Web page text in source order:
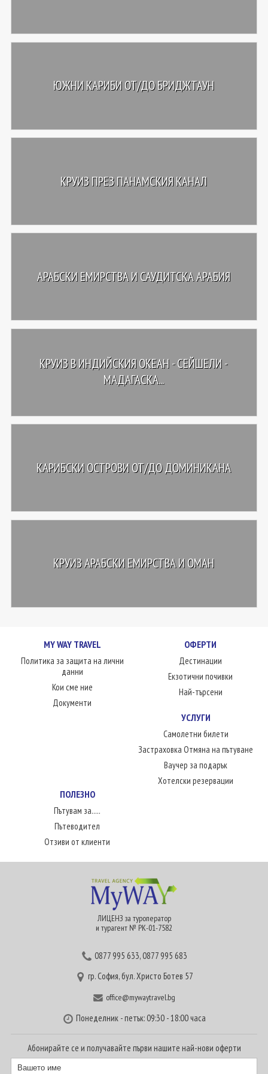
ЮЖНИ КАРИБИ ОТ/ДО БРИДЖТАУН
КРУИЗ ПРЕЗ ПАНАМСКИЯ КАНАЛ
АРАБСКИ ЕМИРСТВА И САУДИТСКА АРАБИЯ
КРУИЗ В ИНДИЙСКИЯ ОКЕАН - СЕЙШЕЛИ -
МАДАГАСКА...
КАРИБСКИ ОСТРОВИ ОТ/ДО ДОМИНИКАНА
КРУИЗ АРАБСКИ ЕМИРСТВА И ОМАН
MY WAY TRAVEL
Политика за защита на лични
данни
Кои сме ние
Документи
ОФЕРТИ
Дестинации
Екзотични почивки
Най-търсени
УСЛУГИ
Самолетни билети
Застраховка Отмяна на пътуване
Ваучер за подарък
Хотелски резервации
ПОЛЕЗНО
Пътувам за.....
Пътеводител
Отзиви от клиенти
ЛИЦЕНЗ за туроператор
и турагент № РК-01-7582
0877 995 633,0877 995 683
гр. София, бул. Христо Ботев 57
office@mywaytravel.bg
Понеделник - петък: 09:30 - 18:00 часа
Абонирайте се и получавайте първи нашите най-нови оферти